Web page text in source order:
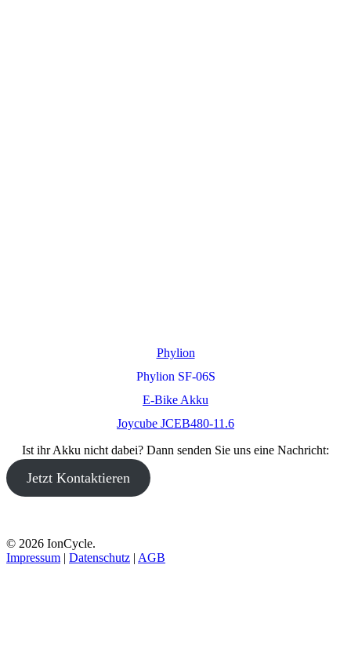
Phylion
Phylion SF-06S
E-Bike Akku
Joycube JCEB480-11.6
Ist ihr Akku nicht dabei? Dann senden Sie uns eine Nachricht:
Jetzt Kontaktieren
© 2026 IonCycle.
Impressum | Datenschutz | AGB